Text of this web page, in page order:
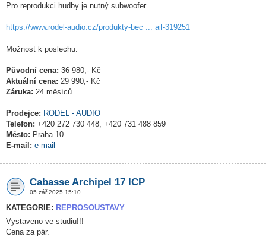
Pro reprodukci hudby je nutný subwoofer.
https://www.rodel-audio.cz/produkty-bec ... ail-319251
Možnost k poslechu.
Původní cena: 36 980,- Kč
Aktuální cena: 29 990,- Kč
Záruka: 24 měsíců
Prodejce: RODEL - AUDIO
Telefon: +420 272 730 448, +420 731 488 859
Město: Praha 10
E-mail: e-mail
Cabasse Archipel 17 ICP
05 zář 2025 15:10
KATEGORIE: REPROSOUSTAVY
Vystaveno ve studiu!!!
Cena za pár.